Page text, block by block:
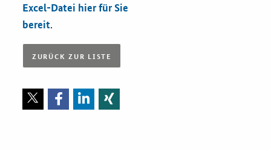
Excel-Datei hier für Sie
bereit.
ZURÜCK ZUR LISTE